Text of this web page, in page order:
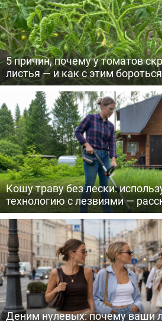
5 причин, почему у томатов
листья — и как с этим бороться
Кошу траву без лески:
технологию с лезвиями —
Деним нулевых: почему